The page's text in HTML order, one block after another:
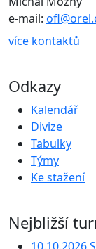
e-mail:
více kontaktů
Odkazy
Kalendář
Divize
Tabulky
Týmy
Ke stažení
Nejbližší